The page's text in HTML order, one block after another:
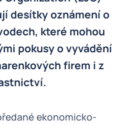
desítky oznámení o
které mohou
pokusy o vyvádění
firem i z
ekonomicko-